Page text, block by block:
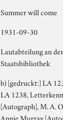
Summer will come
1931-09-30
Lautabteilung an
Staatsbibliothek
b) [gedruckt:] LA
LA 1238,
[Autograph], M. A.
Annie Murray